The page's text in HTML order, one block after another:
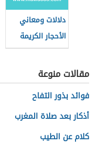
دلالات ومعاني
الأحجار الكريمة
مقالات منوعة
فوائد بذور التفاح
أذكار بعد صلاة المغرب
كلام عن الطيب